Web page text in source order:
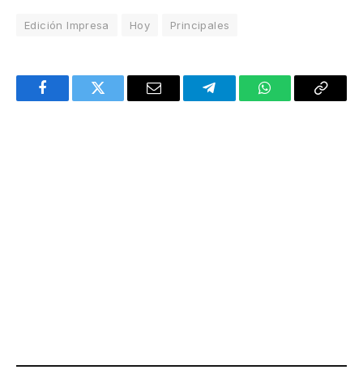
Edición Impresa Hoy Principales
FacebookTwitter Email TelegramWhatsAppCopy